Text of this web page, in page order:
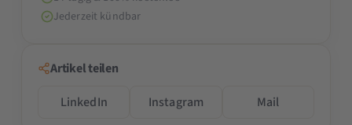
Jederzeit kündbar
Artikel teilen
LinkedIn
Instagram Mail